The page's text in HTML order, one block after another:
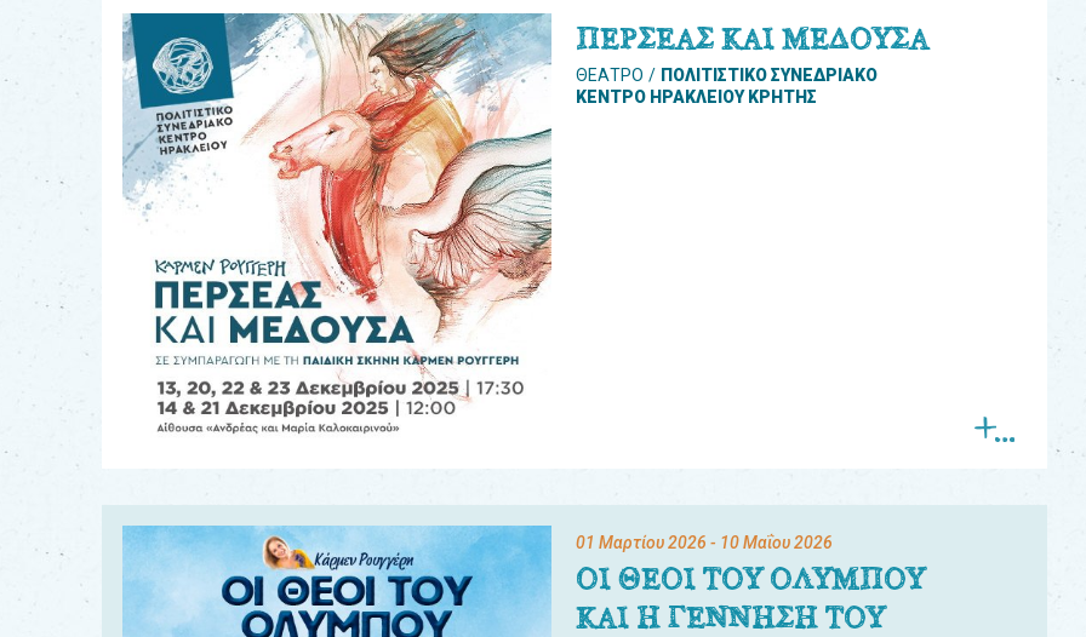
ΠΕΡΣΕΑΣ ΚΑΙ ΜΕΔΟΥΣΑ
ΘΕΑΤΡΟ
ΠΟΛΙΤΙΣΤΙΚΟ ΣΥΝΕΔΡΙΑΚΟ
ΚΕΝΤΡΟ ΗΡΑΚΛΕΙΟΥ ΚΡΗΤΗΣ
01 Μαρτίου 2026 - 10 Μαΐου 2026
ΟΙ ΘΕΟΙ ΤΟΥ ΟΛΥΜΠΟΥ
ΚΑΙ Η ΓΕΝΝΗΣΗ ΤΟΥ